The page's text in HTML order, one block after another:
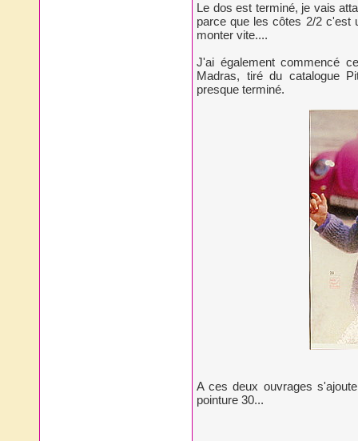
Le dos est terminé, je vais
parce que les côtes 2/2 c'est
monter vite....
J'ai également commencé
Madras, tiré du catalogue
presque terminé.
A ces deux ouvrages
pointure 30...